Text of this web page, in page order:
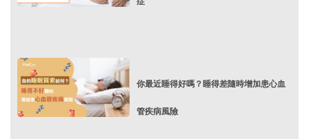
你最近睡得好嗎？睡得差隨時增加患心血
管疾病風險